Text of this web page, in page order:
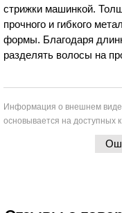
стрижки машинкой.
прочного и гибкого
формы. Благодаря
разделять волосы на
Информация о внешнем виде,
основывается на доступных